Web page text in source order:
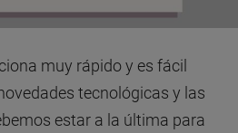
muy rápido y es fácil
tecnológicas y las
estar a la última para